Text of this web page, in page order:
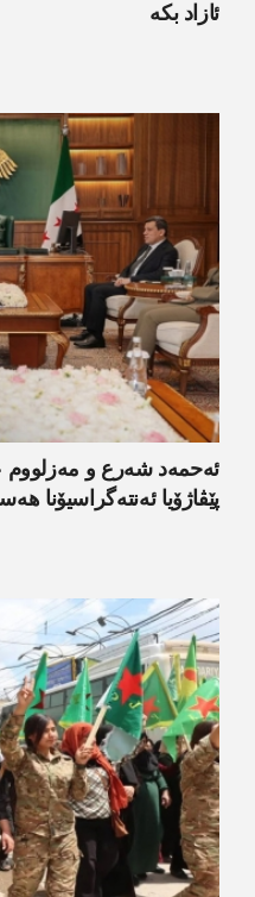
ئازاد بکە
ئەحمەد شەرع و
پێڤاژۆیا ئەنتەگراسیۆنا